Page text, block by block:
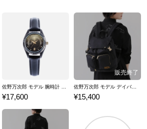
¥17,600 ¥15,400